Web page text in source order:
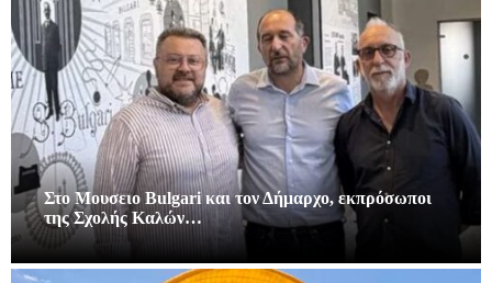
Στο Μουσειο Bulgari και τον Δήμαρχο, εκπρόσωποι
της Σχολής Καλών…